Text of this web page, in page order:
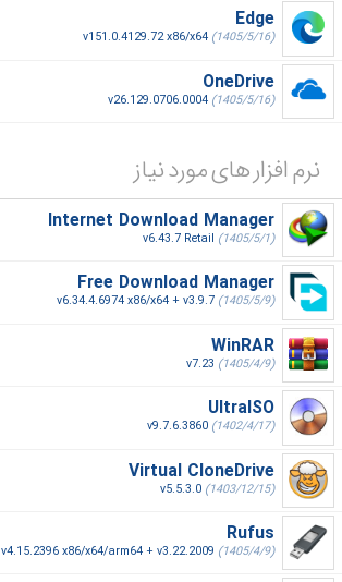
Edge
v151.0.4129.72 x86/x64 (1405/5/16)
OneDrive
v26.129.0706.0004 (1405/5/16)
نرم افزار های مورد نیاز
Internet Download Manager
v6.43.7 Retail (1405/5/1)
Free Download Manager
v6.34.4.6974 x86/x64 + v3.9.7 (1405/5/9)
WinRAR
v7.23 (1405/4/9)
UltraISO
v9.7.6.3860 (1402/4/17)
Virtual CloneDrive
v5.5.3.0 (1403/12/15)
Rufus
v4.15.2396 x86/x64/arm64 + v3.22.2009 (1405/4/9)